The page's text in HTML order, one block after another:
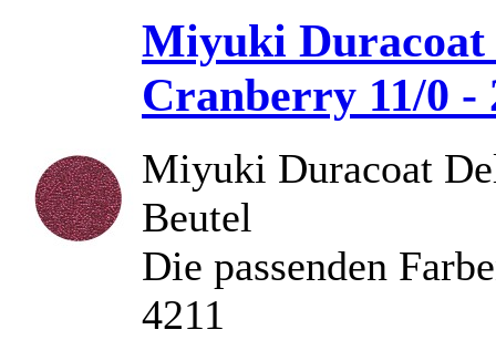
Miyuki Duracoat
Cranberry 11/0 -
Miyuki Duracoat
Beutel
Die passenden
4211